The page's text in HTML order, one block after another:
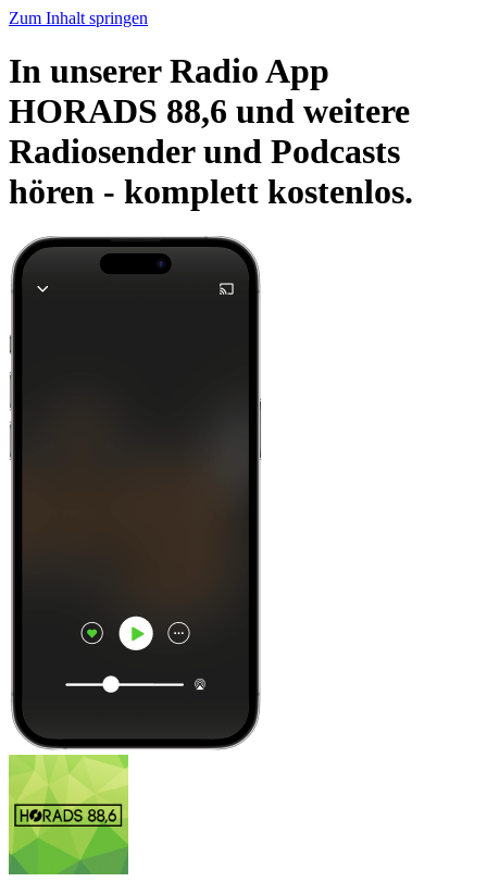
Zum Inhalt springen
In unserer Radio App
HORADS 88,6 und weitere
Radiosender und Podcasts
hören - komplett kostenlos.